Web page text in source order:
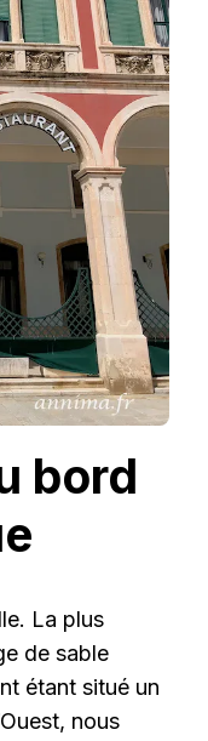
bord
La plus
de sable
étant situé un
nous